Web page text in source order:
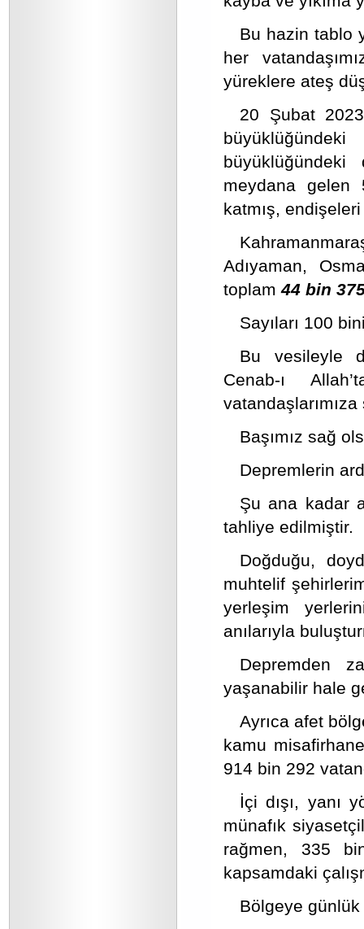
Bu hazin tablo
her
yüreklere ateş
20 Şubat
meydana gelen
katmış, endişeleri
Adıyaman,
toplam44 bin
Sayıları 100
Bu vesileyle
Cenab-ı
Başımız sağ
Depremlerin
Şu ana kadar
tahliye edilmiştir.
Doğduğu,
muhtelif
yerleşim
anılarıyla
Depremden
yaşanabilir hale
Ayrıca afet
kamu
914 bin 292
İçi dışı, yanı
münafık
rağmen, 335
kapsamdaki
Bölgeye